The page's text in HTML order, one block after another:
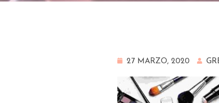
27 MARZO, 2020